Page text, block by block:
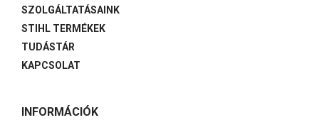
SZOLGÁLTATÁSAINK
STIHL TERMÉKEK
TUDÁSTÁR
KAPCSOLAT
INFORMÁCIÓK